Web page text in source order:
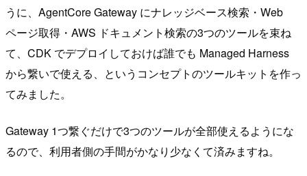
うに、AgentCore Gateway にナレッジベース検索・Web
ページ取得・AWS ドキュメント検索の3つのツールを束ね
て、CDK でデプロイしておけば誰でも Managed Harness
から繋いで使える、というコンセプトのツールキットを作っ
てみました。
Gateway 1つ繋ぐだけで3つのツールが全部使えるようにな
るので、利用者側の手間がかなり少なくて済みますね。